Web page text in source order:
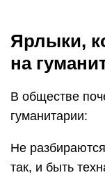
Ярлыки,
на
В обществе
гуманитарии:
Не
так, и быть